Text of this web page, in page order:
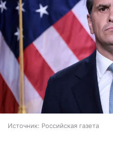
Источник: Российская газета